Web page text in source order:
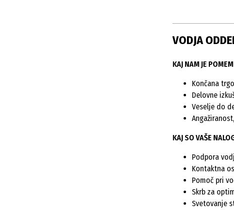
VODJA
KAJ NAM JE
Končana
Delovne
Veselje do
KAJ SO VAŠE
Podpora
Kontaktna
Pomoč pri
Skrb za
Svetovanje